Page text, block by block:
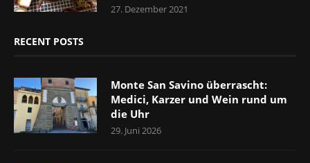
27. Dezember 2021
RECENT POSTS
Monte San Savino überrascht:
Medici, Karzer und Wein rund um
die Uhr
29. Juni 2026